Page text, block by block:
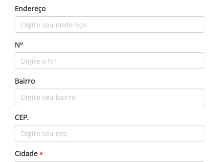
Endereço
Nº
Bairro
CEP.
Cidade *